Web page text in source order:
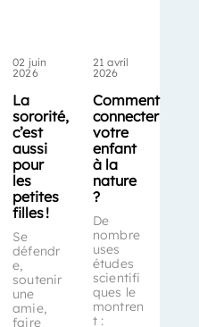
02 juin
2026
La
sororité,
c’est
aussi
pour
les
petites
filles !
Se
défendr
e,
soutenir
une
amie,
faire
21 avril
2026
Comment
connecter
votre
enfant
à la
nature
?
De
nombre
uses
études
scientifi
ques le
montren
t :